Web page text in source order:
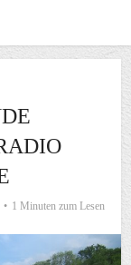
1 Minuten zum Lesen